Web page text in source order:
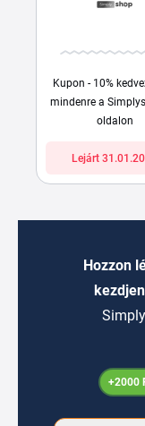
Kupon - 10%
mindenre a
oldalon
Lejárt
Hozzon
+2000